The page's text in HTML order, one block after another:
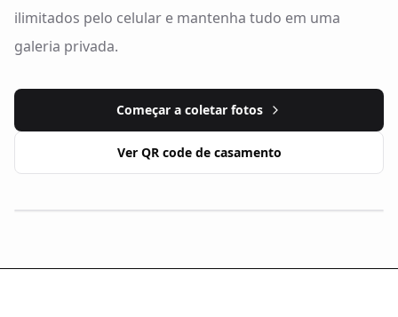
ilimitados pelo celular e mantenha tudo em uma
galeria privada.
Começar a coletar fotos
Ver QR code de casamento